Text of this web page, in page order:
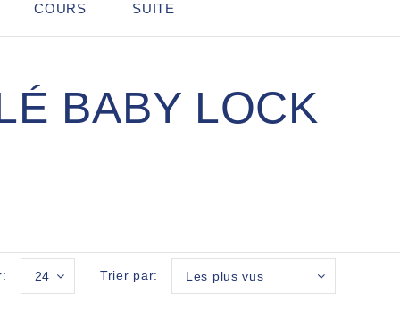
COURS SUITE
BABY LOCK
Trier par: Les plus vus
24